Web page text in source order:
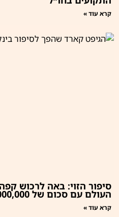
קרא עוד »
סיפור הזוי: באה לרכוש
העולם עם סכום של 63,000,000,000,000,000 פאונד
קרא עוד »